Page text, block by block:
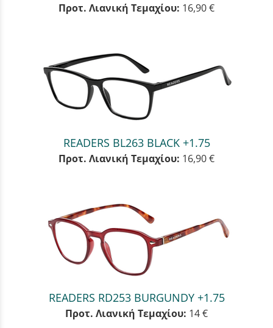
Προτ. Λιανική Τεμαχίου: 16,90 €
READERS BL263 BLACK +1.75
Προτ. Λιανική Τεμαχίου: 16,90 €
READERS RD253 BURGUNDY +1.75
Προτ. Λιανική Τεμαχίου: 14 €